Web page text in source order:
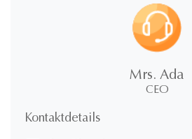
Mrs. Ada
CEO
Kontaktdetails